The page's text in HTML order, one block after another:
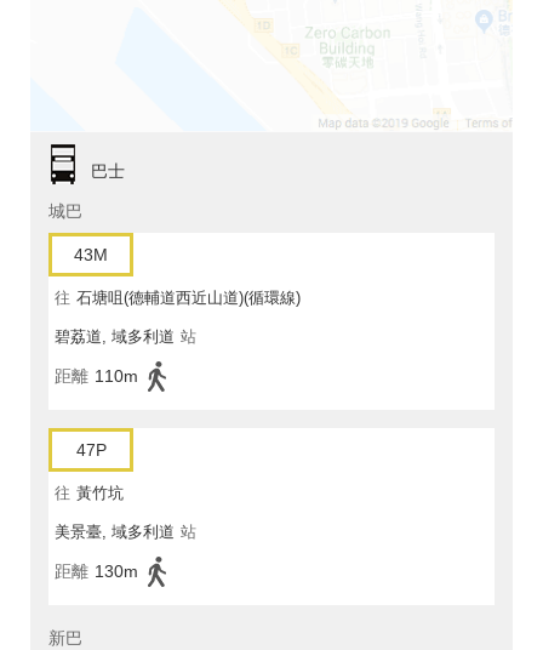
巴士
城巴
43M
往 石塘咀(德輔道西近山道)(循環線)
碧荔道, 域多利道 站
距離 110m
47P
往 黃竹坑
美景臺, 域多利道 站
距離 130m
新巴